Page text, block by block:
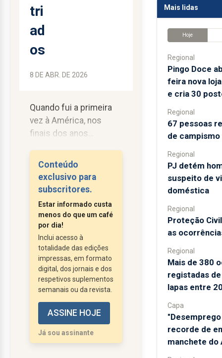
tri
ad
os
8 DE ABR. DE 2026
Quando fui a primeira
vez à América, nos
finais dos anos
recebidos pelo meu
saudoso e querido
cunhado Francisco que
de construção civil, em
Nova York. Foi um
deslumbramento:
todos aqueles arranha-
céus, museus, parques,
patinagem em gelo e
sei lá que mais.
Portugueses? Nada.
Seguimos depois para
Fall River, a capital da
América portuguesa.
Conteúdo
exclusivo para
subscritores.
Estar informado custa
menos do que um café
por dia!
Inclui acesso à
totalidade das edições
impressas, em formato
digital, dos jornais e dos
respetivos suplementos
semanais ou da revista.
ASSINE HOJE
Já sou assinante
Mais lidas
Hoje
Regional
Pingo Doce
feira nova
e cria 30
Regional
67 pessoas
de campismo
Regional
PJ detém
suspeito de
doméstica
Regional
Proteção
as
Regional
Mais de 380
registadas de
lapas entre
Capa
recorde de
manchete do